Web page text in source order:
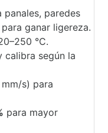
panales, paredes
ganar ligereza.
°C.
calibra según la
s) para
para mayor